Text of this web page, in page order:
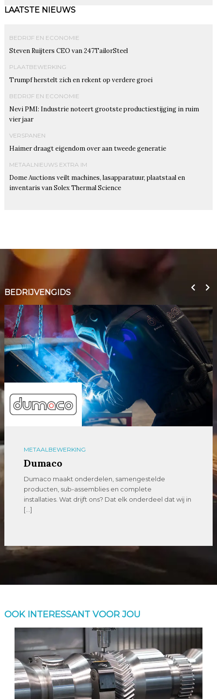
LAATSTE NIEUWS
BEDRIJF EN ECONOMIE
Steven Ruijters CEO van 247TailorSteel
PLAATBEWERKING
Trumpf herstelt zich en rekent op verdere groei
BEDRIJF EN ECONOMIE
Nevi PMI: Industrie noteert grootste productiestijging in ruim
vier jaar
VERSPANEN
Haimer draagt eigendom over aan tweede generatie
METAALNIEUWS EXTRA IM
Dome Auctions veilt machines, lasapparatuur, plaatstaal en
inventaris van Solex Thermal Science
BEDRIJVENGIDS
METAALBEWERKING
Dumaco
Dumaco maakt onderdelen, samengestelde
producten, sub-assemblies en complete
installaties. Wat drijft ons? Dat elk onderdeel dat wij in
[…]
OOK INTERESSANT VOOR JOU